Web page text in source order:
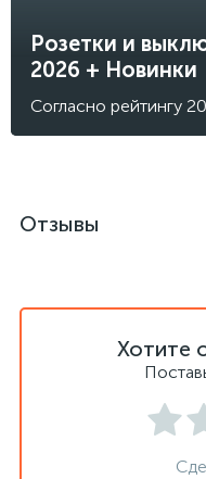
Розетки и
2026 + Новинки
Согласно рейтингу
Отзывы
Хотите